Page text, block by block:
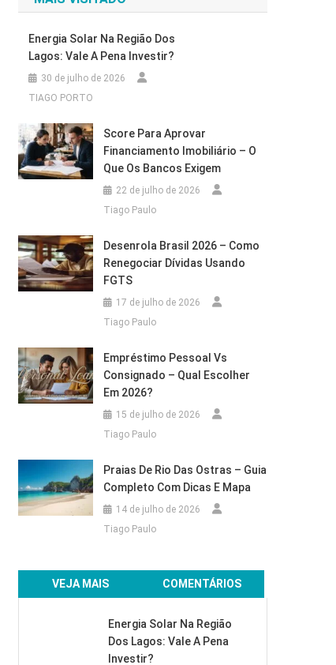
Energia Solar Na Região Dos
Lagos: Vale A Pena Investir?
30 de julho de 2026
TIAGO PORTO
Score Para Aprovar
Financiamento Imobiliário – O
Que Os Bancos Exigem
22 de julho de 2026
Tiago Paulo
Desenrola Brasil 2026 – Como
Renegociar Dívidas Usando
FGTS
17 de julho de 2026
Tiago Paulo
Empréstimo Pessoal Vs
Consignado – Qual Escolher
Em 2026?
15 de julho de 2026
Tiago Paulo
Praias De Rio Das Ostras – Guia
Completo Com Dicas E Mapa
14 de julho de 2026
Tiago Paulo
VEJA MAIS COMENTÁRIOS
Energia Solar Na Região
Dos Lagos: Vale A Pena
Investir?